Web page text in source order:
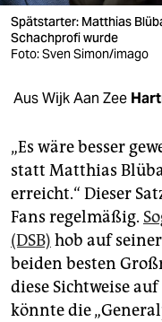
shop
fragen & hilfe
genossenschaft
epaper login
Spätstarter: Matthias
Schachprofi wurde
Foto: Sven Simon/imago
Aus Wijk Aan Zee
„Es wäre besser
statt Matthias
erreicht.“ Dieser
Fans regelmäßig.
(DSB) hob auf
beiden besten
diese Sichtweise
könnte die